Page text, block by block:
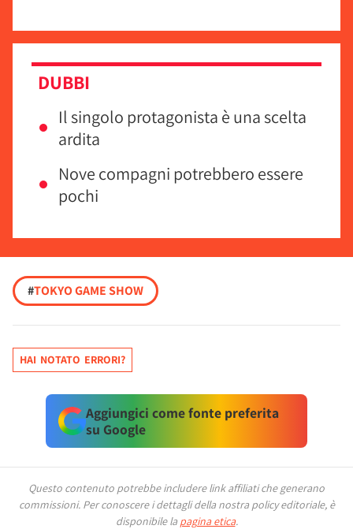
DUBBI
Il singolo protagonista è una scelta
ardita
Nove compagni potrebbero essere
pochi
#TOKYO GAME SHOW
HAI NOTATO ERRORI?
Aggiungici come fonte preferita
su Google
Questo contenuto potrebbe includere link affiliati che generano
commissioni. Per conoscere i dettagli della nostra policy editoriale, è
disponibile la pagina etica.